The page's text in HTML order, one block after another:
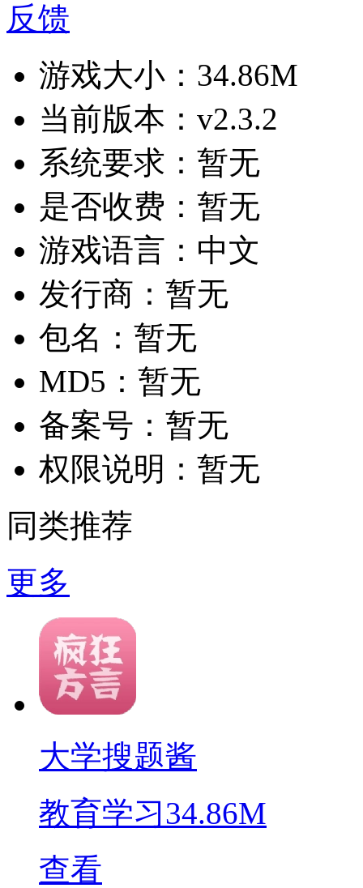
反馈
游戏大小： 34.86M
当前版本： v2.3.2
系统要求： 暂无
是否收费： 暂无
游戏语言： 中文
发行商： 暂无
包名： 暂无
MD5： 暂无
备案号： 暂无
权限说明： 暂无
同类推荐
更多
大学搜题酱
教育学习34.86M
查看